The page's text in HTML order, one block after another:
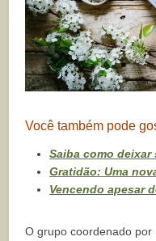
Você também pode
Saiba como deixar
Gratidão: Uma
Vencendo apesar
O grupo coordenado